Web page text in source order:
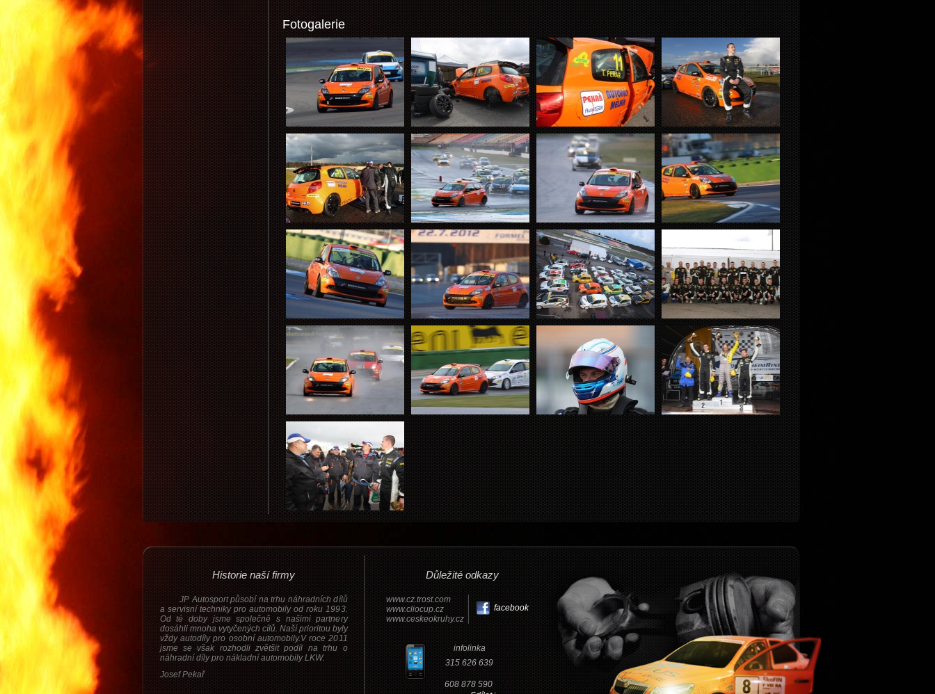
Fotogalerie
Historie naší firmy
JP Autosport působí na trhu náhradních dílů
a servisní techniky pro automobily od roku 1993.
Od té doby jsme společně s našimi partnery
dosáhli mnoha vytyčených cílů. Naší prioritou byly
vždy autodíly pro osobní automobily.V roce 2011
jsme se však rozhodli zvětšit podíl na trhu o
náhradní díly pro nákladní automobily LKW.
Josef Pekař
Důležité odkazy
www.cz.trost.com
www.cliocup.cz
www.ceskeokruhy.cz
facebook
infolinka
315 626 639
608 878 590